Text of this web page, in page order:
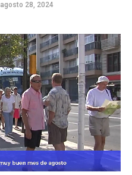
agosto 28, 2024